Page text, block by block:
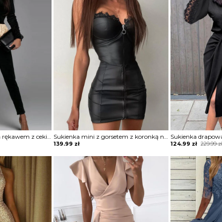
Kombinezon z długim rękawem z cekinami Sukienka mini z gorsetem z koronką na zamek
139.99 zł 229.99
Original
was:
229.99 zł.
124.99 zł
Current
is:
124.99 zł.